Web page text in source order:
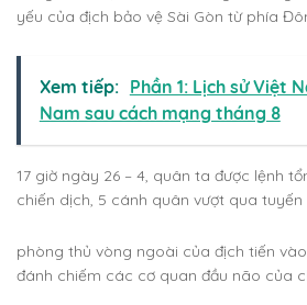
yếu của địch bảo vệ Sài Gòn từ phía
Xem tiếp: Phần 1: Lịch sử Việt
Nam sau cách mạng tháng 8
17 giờ ngày 26 – 4, quân ta được lệnh
chiến dịch, 5 cánh quân vượt qua tuyến
phòng thủ vòng ngoài của địch tiến
đánh chiếm các cơ quan đầu não của